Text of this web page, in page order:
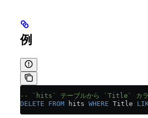
例
-- `hits` テーブルから `Title` カラム
DELETE FROM hits WHERE Title